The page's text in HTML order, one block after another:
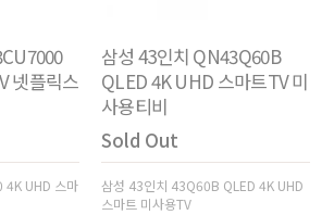
넷플릭스
UHD 스마
삼성 43인치 QN43Q60B
QLED 4K UHD 스마트TV 미
사용티비
Sold Out
삼성 43인치 43Q60B QLED 4K UHD
스마트 미사용TV